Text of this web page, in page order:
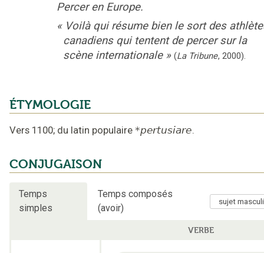
Percer en Europe.
« Voilà qui résume bien le sort des
canadiens qui tentent de percer sur la
scène internationale » (La Tribune, 2000).
ÉTYMOLOGIE
Vers 1100; du latin populaire *pertusiare.
CONJUGAISON
Temps
simples
Temps composés
(avoir)
VERBE